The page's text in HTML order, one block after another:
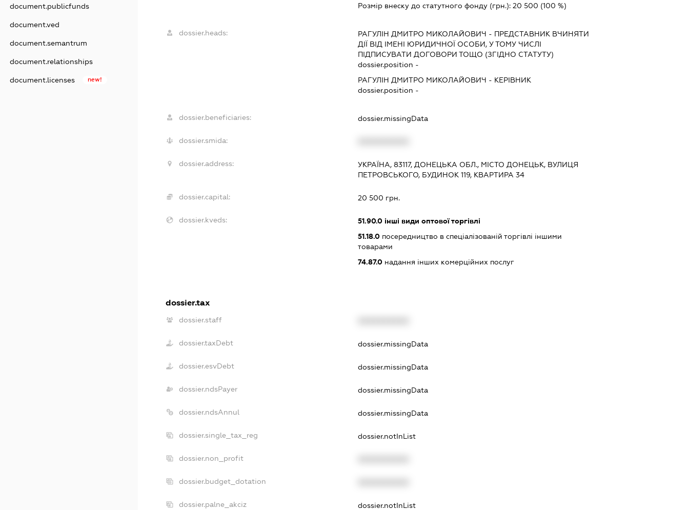
document.publicfunds
document.ved
document.semantrum
document.relationships
document.licenses new!
Розмір внеску до статутного фонду (грн.): 20 500 (100 %)
dossier.heads: РАГУЛІН ДМИТРО МИКОЛАЙОВИЧ - ПРЕДСТАВНИК ВЧИНЯТИ
ДІЇ ВІД ІМЕНІ ЮРИДИЧНОЇ ОСОБИ, У ТОМУ ЧИСЛІ
ПІДПИСУВАТИ ДОГОВОРИ ТОЩО (ЗГІДНО СТАТУТУ)
dossier.position -
РАГУЛІН ДМИТРО МИКОЛАЙОВИЧ - КЕРІВНИК
dossier.position -
dossier.beneficiaries: dossier.missingData
dossier.smida:
dossier.address:
УКРАЇНА, 83117, ДОНЕЦЬКА ОБЛ., МІСТО ДОНЕЦЬК, ВУЛИЦЯ
ПЕТРОВСЬКОГО, БУДИНОК 119, КВАРТИРА 34
dossier.capital: 20 500 грн.
dossier.kveds: 51.90.0інші види оптової торгівлі
51.18.0посередництво в спеціалізованій торгівлі іншими
товарами
74.87.0надання інших комерційних послуг
dossier.tax
dossier.staff
dossier.taxDebt dossier.missingData
dossier.esvDebt dossier.missingData
dossier.ndsPayer dossier.missingData
dossier.ndsAnnul dossier.missingData
dossier.single_tax_reg dossier.notInList
dossier.non_profit
dossier.budget_dotation
dossier.palne_akciz dossier.notInList